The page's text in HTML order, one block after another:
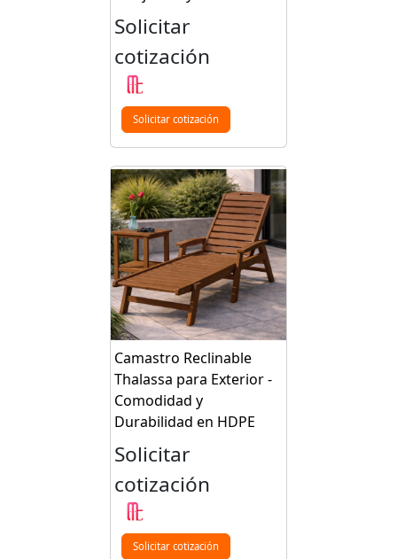
Solicitar
cotización
Solicitar cotización
Camastro Reclinable
Thalassa para Exterior -
Comodidad y
Durabilidad en HDPE
Solicitar
cotización
Solicitar cotización